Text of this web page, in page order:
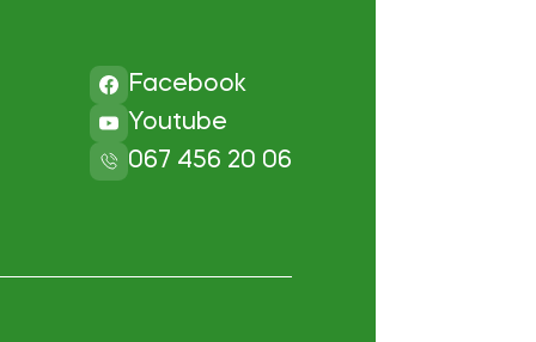
Facebook
Youtube
067 456 20 06